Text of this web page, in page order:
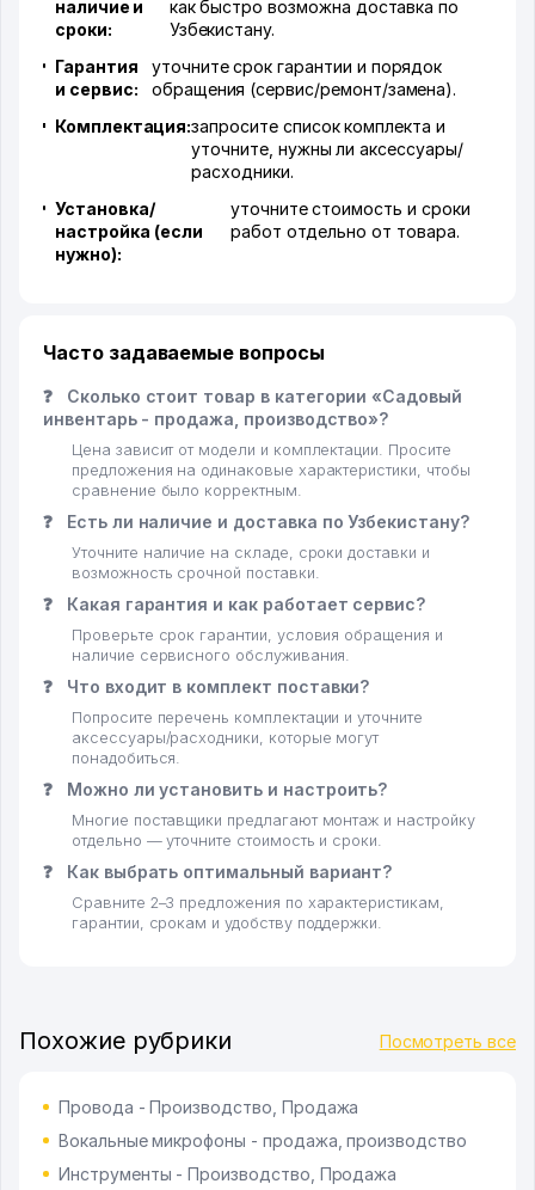
наличие и
сроки:
как быстро возможна доставка по
Узбекистану.
Гарантия
и сервис:
уточните срок гарантии и порядок
обращения (сервис/ремонт/замена).
Комплектация:запросите список комплекта и
уточните, нужны ли аксессуары/
расходники.
Установка/
настройка (если
нужно):
уточните стоимость и сроки
работ отдельно от товара.
Часто задаваемые вопросы
❓
Сколько стоит товар в категории «Садовый
инвентарь - продажа, производство»?
Цена зависит от модели и комплектации. Просите
предложения на одинаковые характеристики, чтобы
сравнение было корректным.
❓ Есть ли наличие и доставка по Узбекистану?
Уточните наличие на складе, сроки доставки и
возможность срочной поставки.
❓ Какая гарантия и как работает сервис?
Проверьте срок гарантии, условия обращения и
наличие сервисного обслуживания.
❓ Что входит в комплект поставки?
Попросите перечень комплектации и уточните
аксессуары/расходники, которые могут
понадобиться.
❓ Можно ли установить и настроить?
Многие поставщики предлагают монтаж и настройку
отдельно — уточните стоимость и сроки.
❓ Как выбрать оптимальный вариант?
Сравните 2–3 предложения по характеристикам,
гарантии, срокам и удобству поддержки.
Похожие рубрики Посмотреть все
Провода - Производство, Продажа
Вокальные микрофоны - продажа, производство
Инструменты - Производство, Продажа